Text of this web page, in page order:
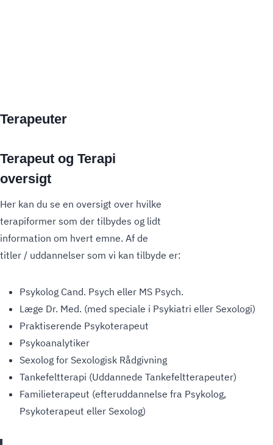
Terapeuter
Terapeut og Terapi
oversigt
Her kan du se en oversigt over hvilke
terapiformer som der tilbydes og lidt
information om hvert emne. Af de
titler / uddannelser som vi kan tilbyde er:
Psykolog Cand. Psych eller MS Psych.
Læge Dr. Med. (med speciale i Psykiatri eller Sexologi)
Praktiserende Psykoterapeut
Psykoanalytiker
Sexolog for Sexologisk Rådgivning
Tankefeltterapi (Uddannede Tankefeltterapeuter)
Familieterapeut (efteruddannelse fra Psykolog,
Psykoterapeut eller Sexolog)